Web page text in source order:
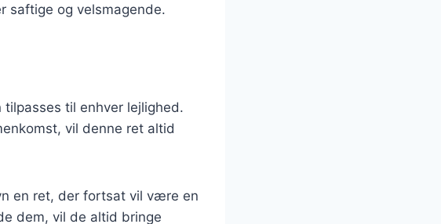
saftige og velsmagende.
til enhver lejlighed.
vil denne ret altid
en ret, der fortsat vil være en
dem, vil de altid bringe